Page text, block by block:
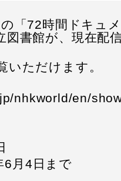
「72時間ドキュ
図書館が、現在配
いただけます。
nhkworld/en/
6月4日まで